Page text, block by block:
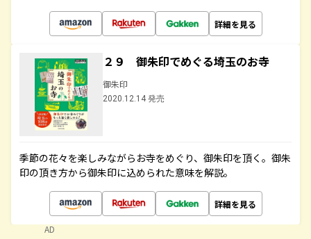
詳細を見る
２９ 御朱印でめぐる埼玉のお寺
御朱印
2020.12.14 発売
季節の花々を楽しみながらお寺をめぐり、御朱印を頂く。御朱
印の頂き方から御朱印に込められた意味を解説。
詳細を見る
AD